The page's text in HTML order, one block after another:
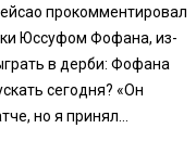
прокомментировал
Юссуфом Фофана, из-
в дерби: Фофана
сегодня? «Он
но я принял...